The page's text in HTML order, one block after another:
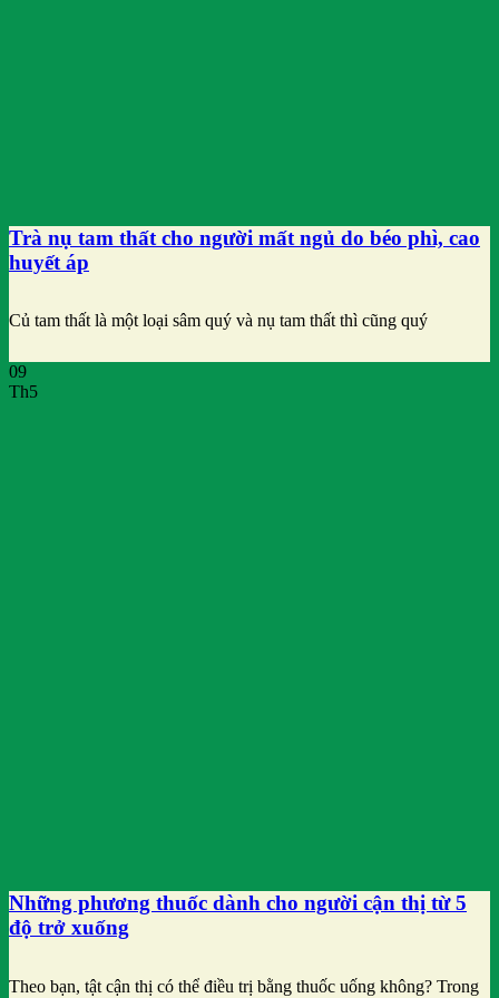
Trà nụ tam thất cho người mất ngủ do béo phì, cao
huyết áp
Củ tam thất là một loại sâm quý và nụ tam thất thì cũng quý
09
Th5
Những phương thuốc dành cho người cận thị từ 5
độ trở xuống
Theo bạn, tật cận thị có thể điều trị bằng thuốc uống không? Trong